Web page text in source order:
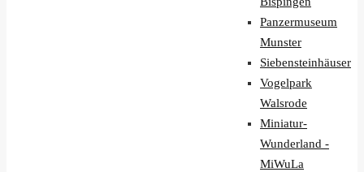
Panzermuseum
Munster
Siebensteinhäuser
Vogelpark
Walsrode
Miniatur-
Wunderland -
MiWuLa